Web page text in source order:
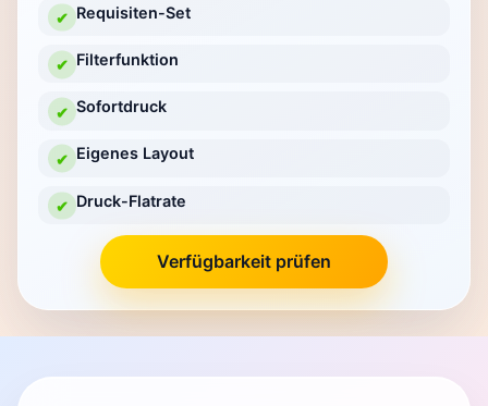
✔ Requisiten-Set
✔ Filterfunktion
✔ Sofortdruck
✔ Eigenes Layout
✔ Druck-Flatrate
Verfügbarkeit prüfen